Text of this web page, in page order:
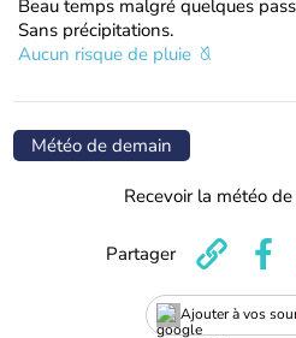
Beau temps malgré quelques
Sans précipitations.
Aucun risque de pluie
Météo de demain
Recevoir la météo
Ajouter à vos
Partager